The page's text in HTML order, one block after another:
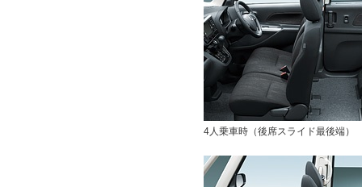
4人乗車時（後席スライド最後端）